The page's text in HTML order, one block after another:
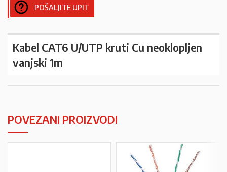
POŠALJITE UPIT
Kabel CAT6 U/UTP kruti Cu neoklopljen
vanjski 1m
POVEZANI PROIZVODI